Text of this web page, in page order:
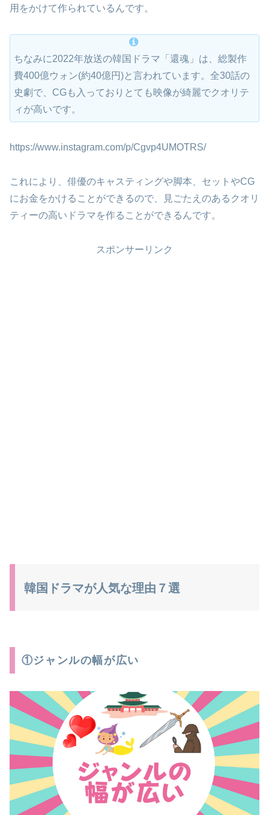
用をかけて作られているんです。
ちなみに2022年放送の韓国ドラマ「還魂」は、総製作
費400億ウォン(約40億円)と言われています。全30話の
史劇で、CGも入っておりとても映像が綺麗でクオリテ
ィが高いです。
https://www.instagram.com/p/Cgvp4UMOTRS/
これにより、俳優のキャスティングや脚本、セットやCG
にお金をかけることができるので、見ごたえのあるクオリ
ティーの高いドラマを作ることができるんです。
スポンサーリンク
韓国ドラマが人気な理由７選
①ジャンルの幅が広い